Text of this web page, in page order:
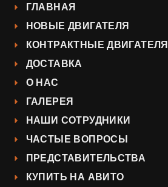
ГЛАВНАЯ
НОВЫЕ ДВИГАТЕЛЯ
КОНТРАКТНЫЕ ДВИГАТЕЛЯ
ДОСТАВКА
О НАС
ГАЛЕРЕЯ
НАШИ СОТРУДНИКИ
ЧАСТЫЕ ВОПРОСЫ
ПРЕДСТАВИТЕЛЬСТВА
КУПИТЬ НА АВИТО